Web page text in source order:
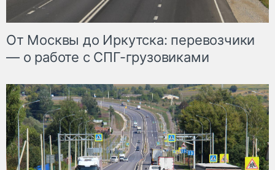
От Москвы до Иркутска: перевозчики
— о работе с СПГ-грузовиками